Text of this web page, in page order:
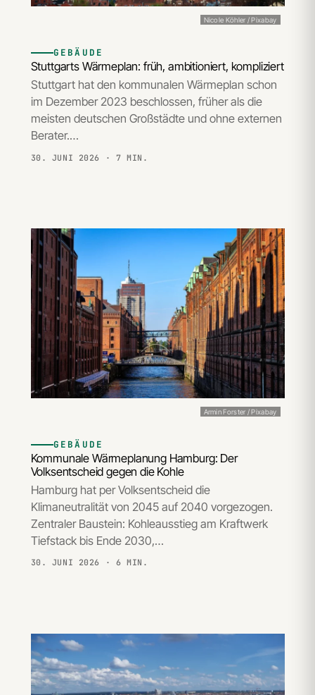
Nicole Köhler / Pixabay
GEBÄUDE
Stuttgarts Wärmeplan: früh, ambitioniert, kompliziert
Stuttgart hat den kommunalen Wärmeplan schon
im Dezember 2023 beschlossen, früher als die
meisten deutschen Großstädte und ohne externen
Berater.…
30. JUNI 2026 · 7 MIN.
Armin Forster / Pixabay
GEBÄUDE
Kommunale Wärmeplanung Hamburg: Der
Volksentscheid gegen die Kohle
Hamburg hat per Volksentscheid die
Klimaneutralität von 2045 auf 2040 vorgezogen.
Zentraler Baustein: Kohleausstieg am Kraftwerk
Tiefstack bis Ende 2030,…
30. JUNI 2026 · 6 MIN.